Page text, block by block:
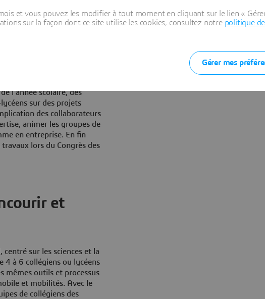
métiers de la Recherche.
L’Arbre des
Dans ce cadre, La
de Dassault
l’année scolaire, des
sur des projets
des collaborateurs
animer les groupes de
en entreprise. En fin
travaux lors du Congrès des
et
sur les sciences et la
4 à 6 collégiens ou lycéens
mêmes outils et processus
et mobilités. Avec le
de collégiens des
et vous pouvez les modifier à tout moment en cliquant sur le lien «
sur la façon dont ce site utilise les cookies, consultez notre politique
Gérer mes